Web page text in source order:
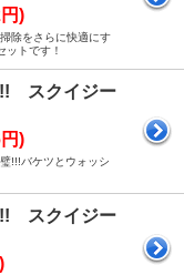
り恐れ入ります
まいります。
を宜しく
)
除をさらに快適にす
ットです！
スクイジー
)
!!!バケツとウォッシ
スクイジー